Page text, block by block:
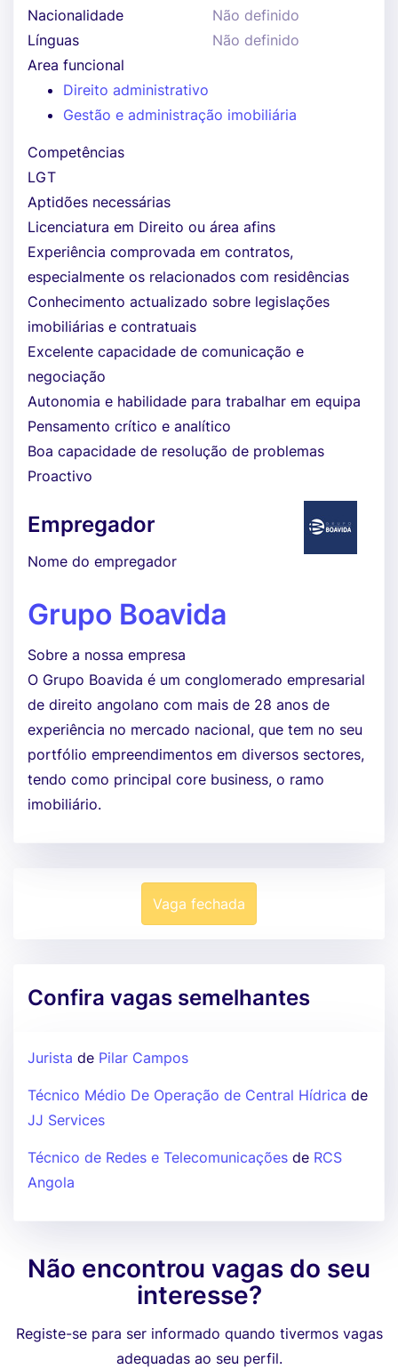
Nacionalidade
Não definido
Línguas
Não definido
Area funcional
Direito administrativo
Gestão e administração imobiliária
Competências
LGT
Aptidões necessárias
Licenciatura em Direito ou área afins
Experiência comprovada em contratos,
especialmente os relacionados com residências
Conhecimento actualizado sobre legislações
imobiliárias e contratuais
Excelente capacidade de comunicação e
negociação
Autonomia e habilidade para trabalhar em equipa
Pensamento crítico e analítico
Boa capacidade de resolução de problemas
Proactivo
Empregador
Nome do empregador
Grupo Boavida
Sobre a nossa empresa
O Grupo Boavida é um conglomerado empresarial
de direito angolano com mais de 28 anos de
experiência no mercado nacional, que tem no seu
portfólio empreendimentos em diversos sectores,
tendo como principal core business, o ramo
imobiliário.
Vaga fechada
Confira vagas semelhantes
Jurista de Pilar Campos
Técnico Médio De Operação de Central Hídrica de
JJ Services
Técnico de Redes e Telecomunicações de RCS
Angola
Não encontrou vagas do seu
interesse?
Registe-se para ser informado quando tivermos vagas
adequadas ao seu perfil.